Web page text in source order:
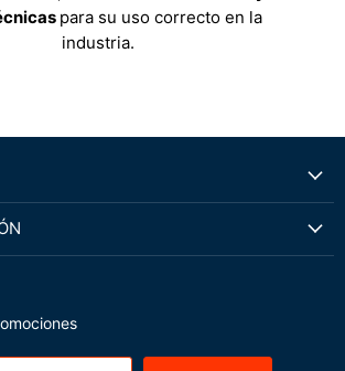
para su uso correcto en la
industria.